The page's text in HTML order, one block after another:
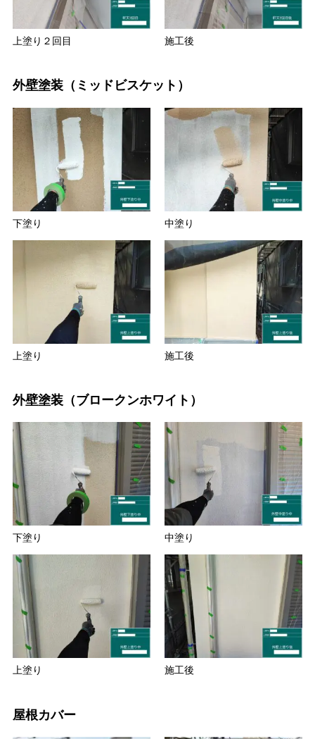
上塗り２回目 施工後
外壁塗装（ミッドビスケット）
下塗り 中塗り
上塗り 施工後
外壁塗装（ブロークンホワイト）
下塗り 中塗り
上塗り 施工後
屋根カバー